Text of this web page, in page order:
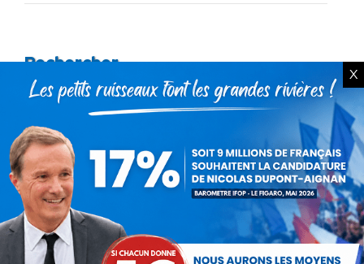
Rechercher
Recherche
Articles récents
X